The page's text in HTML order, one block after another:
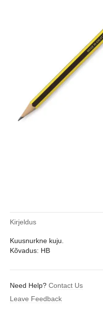
Kirjeldus
Kuusnurkne kuju.
Kõvadus: HB
Need Help? Contact Us
Leave Feedback